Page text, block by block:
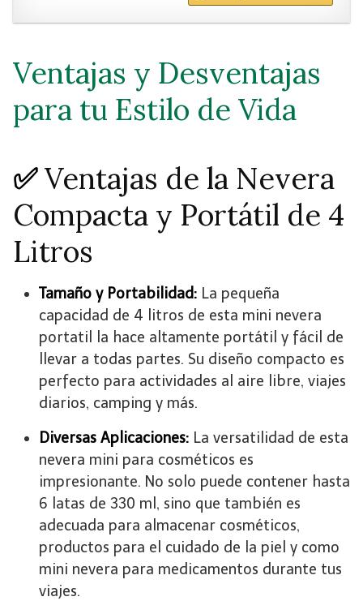
Ventajas y Desventajas
para tu Estilo de Vida
✅Ventajas de la Nevera
Compacta y Portátil de 4
Litros
Tamaño y Portabilidad: La pequeña
capacidad de 4 litros de esta mini nevera
portatil la hace altamente portátil y fácil de
llevar a todas partes. Su diseño compacto es
perfecto para actividades al aire libre, viajes
diarios, camping y más.
Diversas Aplicaciones: La versatilidad de esta
nevera mini para cosméticos es
impresionante. No solo puede contener hasta
6 latas de 330 ml, sino que también es
adecuada para almacenar cosméticos,
productos para el cuidado de la piel y como
mini nevera para medicamentos durante tus
viajes.